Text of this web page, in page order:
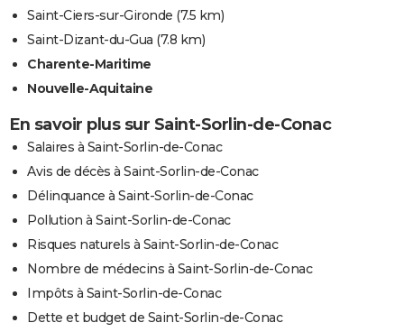
Saint-Ciers-sur-Gironde (7.5 km)
Saint-Dizant-du-Gua (7.8 km)
Charente-Maritime
Nouvelle-Aquitaine
En savoir plus sur Saint-Sorlin-de-Conac
Salaires à Saint-Sorlin-de-Conac
Avis de décès à Saint-Sorlin-de-Conac
Délinquance à Saint-Sorlin-de-Conac
Pollution à Saint-Sorlin-de-Conac
Risques naturels à Saint-Sorlin-de-Conac
Nombre de médecins à Saint-Sorlin-de-Conac
Impôts à Saint-Sorlin-de-Conac
Dette et budget de Saint-Sorlin-de-Conac